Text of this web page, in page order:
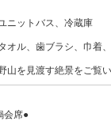
ニットバス、冷蔵庫
オル、歯ブラシ、巾着
山を見渡す絶景をご覧い
会席●